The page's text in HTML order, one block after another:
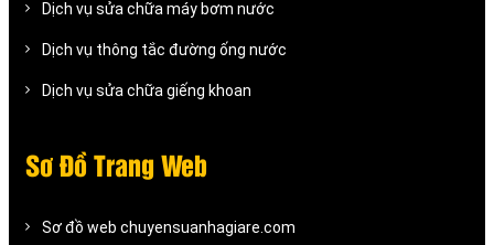
Dịch vụ sửa chữa máy bơm nước
Dịch vụ thông tắc đường ống nước
Dịch vụ sửa chữa giếng khoan
Sơ Đồ Trang Web
Sơ đồ web chuyensuanhagiare.com